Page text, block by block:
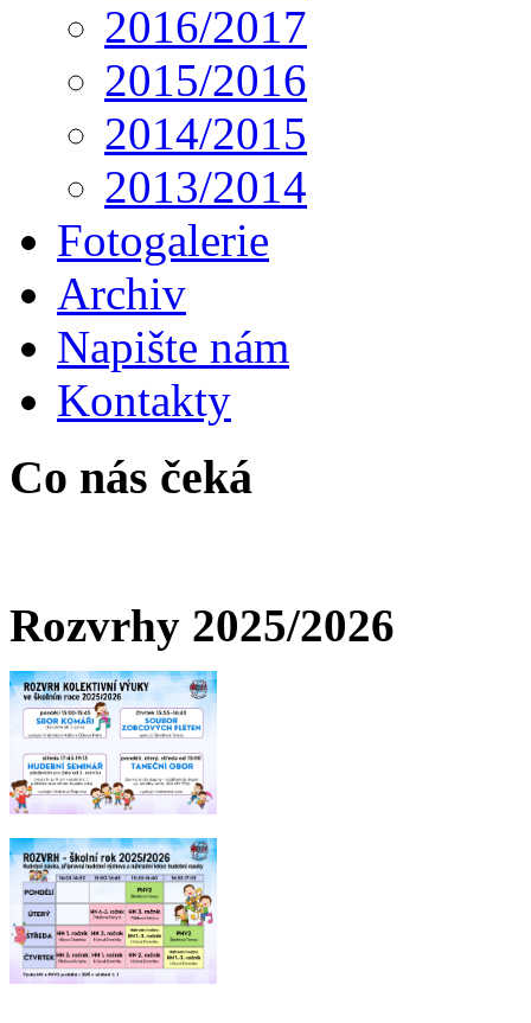
2016/2017
2015/2016
2014/2015
2013/2014
Fotogalerie
Archiv
Napište nám
Kontakty
Co nás čeká
Rozvrhy 2025/2026